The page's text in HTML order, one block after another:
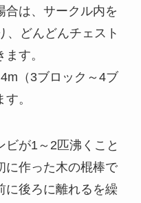
合は、サークル内を
、どんどんチェスト
す。
（3ブロック～4ブ
。
が1～2匹沸くこと
に作った木の棍棒で
に後ろに離れるを繰